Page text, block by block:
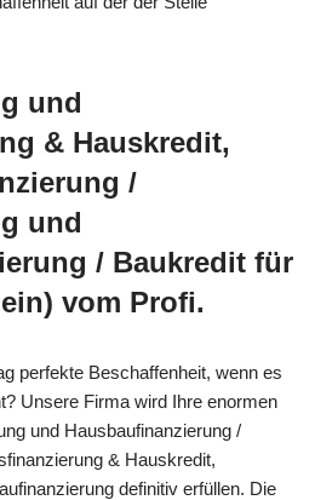
und
& Hauskredit,
/
und
/ Baukredit für
vom Profi.
perfekte Beschaffenheit, wenn es
Unsere Firma wird Ihre enormen
und Hausbaufinanzierung /
& Hauskredit,
definitiv erfüllen. Die